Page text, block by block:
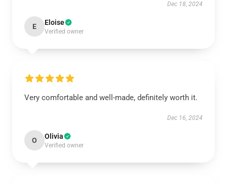
Dec 18, 2024
E Eloise
Verified owner
Very comfortable and well-made, definitely worth it.
Dec 16, 2024
O Olivia
Verified owner